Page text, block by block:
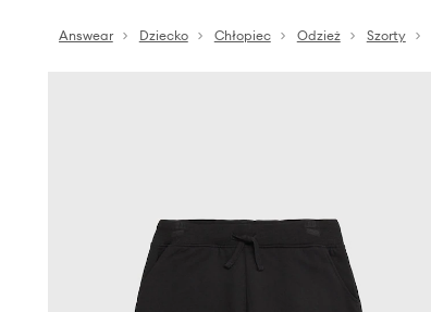
Answear Dziecko Chłopiec Odzież Szorty